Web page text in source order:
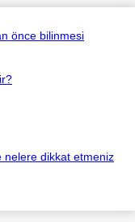
önce bilinmesi
nelere dikkat etmeniz